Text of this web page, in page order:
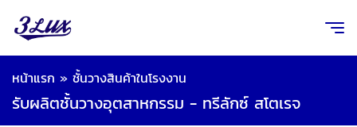
หน้าแรก » ชั้นวางสินค้าในโรงงาน
รับผลิตชั้นวางอุตสาหกรรม - ทรีลักซ์ สโตเรจ